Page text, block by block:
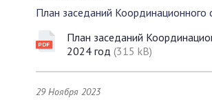
План заседаний Координационного
План заседаний
2024 год (315 kB)
29 Ноября 2023